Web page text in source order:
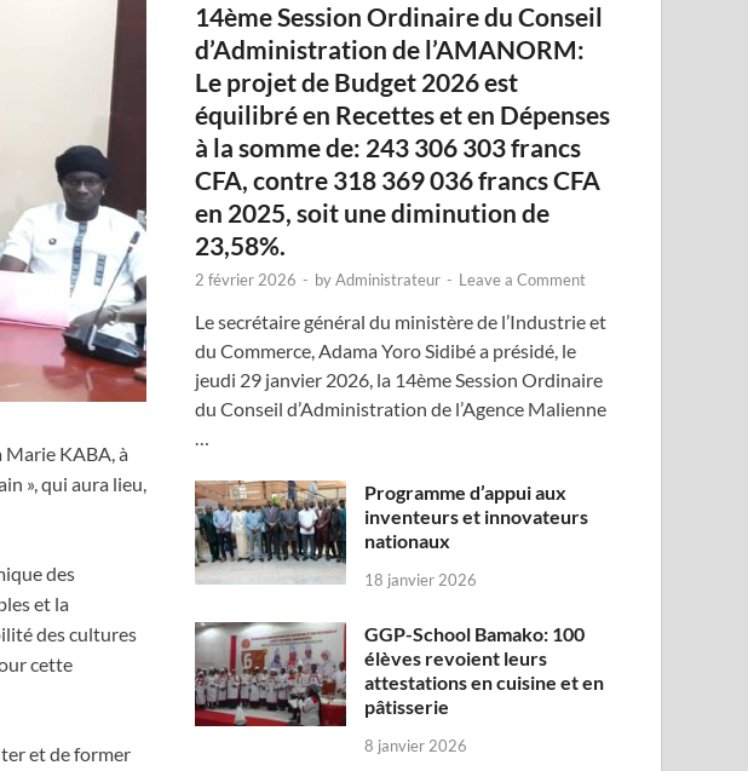
Marie KABA, à
», qui aura lieu,
des
et la
des cultures
cette
et de former
14ème Session Ordinaire du Conseil
d’Administration de l’AMANORM:
Le projet de Budget 2026 est
équilibré en Recettes et en Dépenses
à la somme de: 243 306 303 francs
CFA, contre 318 369 036 francs CFA
en 2025, soit une diminution de
23,58%.
2 février 2026 - byAdministrateur - Leave a Comment
Le secrétaire général du ministère de l’Industrie et
du Commerce, Adama Yoro Sidibé a présidé, le
jeudi 29 janvier 2026, la 14ème Session Ordinaire
du Conseil d’Administration de l’Agence Malienne
…
Programme d’appui aux
inventeurs et innovateurs
nationaux
18 janvier 2026
GGP-School Bamako: 100
élèves revoient leurs
attestations en cuisine et en
pâtisserie
8 janvier 2026